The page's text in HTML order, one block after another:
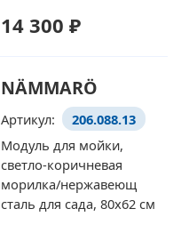
14 300 ₽
NÄMMARÖ
Артикул:
206.088.13
Модуль для мойки,
светло-коричневая
морилка/нержавеющ
сталь для сада, 80x62 см